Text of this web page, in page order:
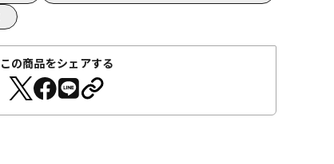
この商品をシェアする